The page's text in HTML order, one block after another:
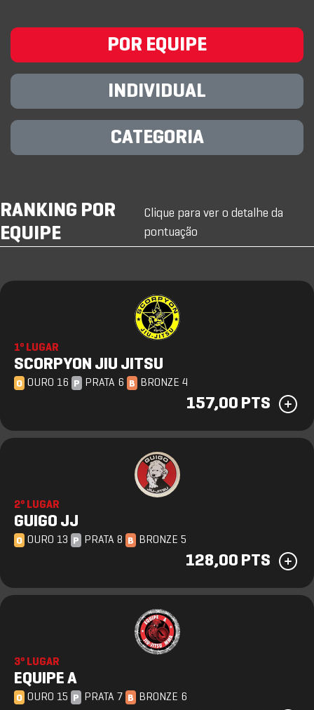
POR EQUIPE
INDIVIDUAL
CATEGORIA
RANKING POR
EQUIPE
Clique para ver o detalhe da
pontuação
1º LUGAR
SCORPYON JIU JITSU
O OURO 16 P PRATA 6 B BRONZE 4
157,00 PTS
2º LUGAR
GUIGO JJ
O OURO 13 P PRATA 8 B BRONZE 5
128,00 PTS
3º LUGAR
EQUIPE A
O OURO 15 P PRATA 7 B BRONZE 6